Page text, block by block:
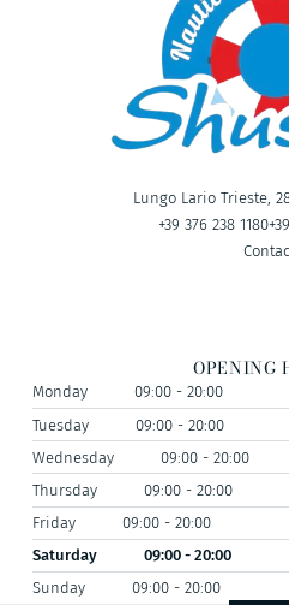
Lungo Lario Trieste,
+39 376 238 1180
OPENING
Monday
09:00 - 20:00
Tuesday
09:00 - 20:00
Wednesday
09:00 - 20:00
Thursday
09:00 - 20:00
Friday
09:00 - 20:00
Saturday
09:00 - 20:00
Sunday
09:00 - 20:00